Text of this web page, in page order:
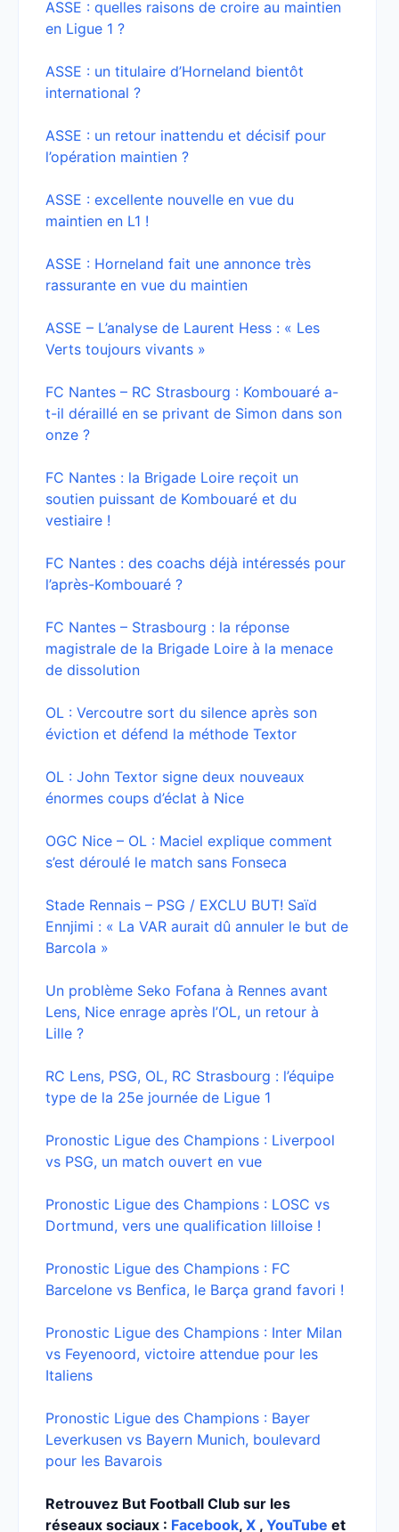
ASSE : quelles raisons de croire au maintien
en Ligue 1 ?
ASSE : un titulaire d’Horneland bientôt
international ?
ASSE : un retour inattendu et décisif pour
l’opération maintien ?
ASSE : excellente nouvelle en vue du
maintien en L1 !
ASSE : Horneland fait une annonce très
rassurante en vue du maintien
ASSE – L’analyse de Laurent Hess : « Les
Verts toujours vivants »
FC Nantes – RC Strasbourg : Kombouaré a-
t-il déraillé en se privant de Simon dans son
onze ?
FC Nantes : la Brigade Loire reçoit un
soutien puissant de Kombouaré et du
vestiaire !
FC Nantes : des coachs déjà intéressés pour
l’après-Kombouaré ?
FC Nantes – Strasbourg : la réponse
magistrale de la Brigade Loire à la menace
de dissolution
OL : Vercoutre sort du silence après son
éviction et défend la méthode Textor
OL : John Textor signe deux nouveaux
énormes coups d’éclat à Nice
OGC Nice – OL : Maciel explique comment
s’est déroulé le match sans Fonseca
Stade Rennais – PSG / EXCLU BUT! Saïd
Ennjimi : « La VAR aurait dû annuler le but de
Barcola »
Un problème Seko Fofana à Rennes avant
Lens, Nice enrage après l’OL, un retour à
Lille ?
RC Lens, PSG, OL, RC Strasbourg : l’équipe
type de la 25e journée de Ligue 1
Pronostic Ligue des Champions : Liverpool
vs PSG, un match ouvert en vue
Pronostic Ligue des Champions : LOSC vs
Dortmund, vers une qualification lilloise !
Pronostic Ligue des Champions : FC
Barcelone vs Benfica, le Barça grand favori !
Pronostic Ligue des Champions : Inter Milan
vs Feyenoord, victoire attendue pour les
Italiens
Pronostic Ligue des Champions : Bayer
Leverkusen vs Bayern Munich, boulevard
pour les Bavarois
Retrouvez But Football Club sur les
réseaux sociaux : Facebook, X , YouTube et